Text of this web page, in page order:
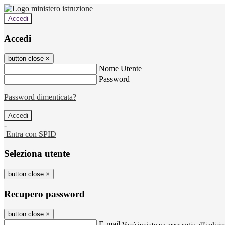
Accedi
Accedi
button close ×
Nome Utente
Password
Password dimenticata?
-
Entra con SPID
Seleziona utente
button close ×
Recupero password
button close ×